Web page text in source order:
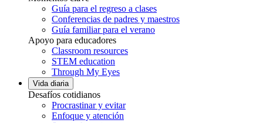
Guía para el regreso a clases
Conferencias de padres y maestros
Guía familiar para el verano
Apoyo para educadores
Classroom resources
STEM education
Through My Eyes
Vida diaria
Desafíos cotidianos
Procrastinar y evitar
Enfoque y atención